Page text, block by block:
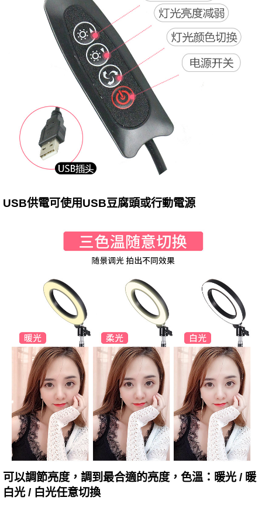
USB供電可使用USB豆腐頭或行動電源
可以調節亮度，調到最合適的亮度，色溫：暖光 / 暖
白光 / 白光任意切換